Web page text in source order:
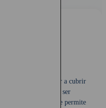
Chile puede ayudar a cubrir
que pueden ser
o accidente. Esto te permite